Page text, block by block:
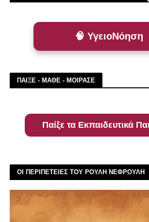
🧠 ΥγειοΝόηση
ΠΑΙΞΕ - ΜΑΘΕ - ΜΟΙΡΑΣΕ
Παίξε τα Εκπαιδευτικά
ΟΙ ΠΕΡΙΠΕΤΕΙΕΣ ΤΟΥ ΡΟΥΛΗ ΝΕΦΡΟΥΛΗ